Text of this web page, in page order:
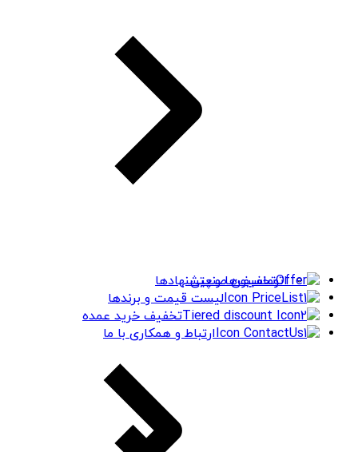
اتوماسیون صنعتی
تخفیف‌ها و پیشنهادها
لیست قیمت و برندها
تخفیف خرید عمده
ارتباط و همکاری با ما